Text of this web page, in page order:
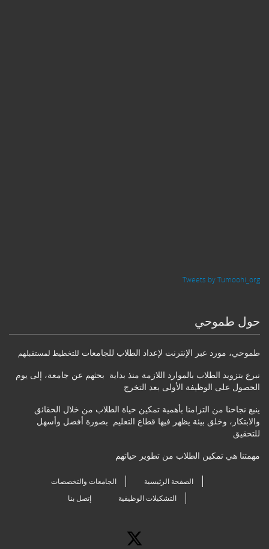
Tweets by Tumoohi_org
حول طموحي
طموحي، مورد عبر الإنترنت لإعداد الطلاب للجامعات للتخطيط لمستقبلهم
نبرع بتزويد الطلاب بالموارد اللازمة منذ بداية بحثهم عن جامعة، إلى يوم
الحصول على الوظيفة الأولى بعد التخرج
ينبع نجاحنا من التزامنا بأهمية تمكين حياة الطلاب من خلال الحقائق
والابتكار، وخلق بيئة يظهر فيها قطاع التعليم بصورة أفضل وأسهل
للتحقيق
مهمتنا هي تمكين الطلاب من تطوير حياتهم
الصفحة الرئيسية
الجامعات والتخصصات
التشكيلات الوظيفية
إتصل بنا